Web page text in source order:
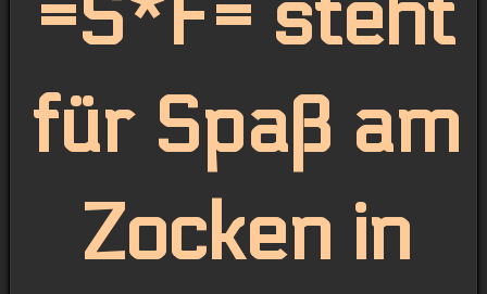
=S*F= steht
für Spaß am
Zocken in